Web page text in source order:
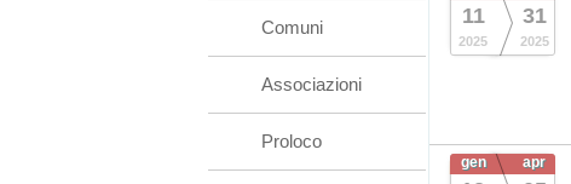
11
2025
31
2025
gen apr
Comuni
Associazioni
Proloco